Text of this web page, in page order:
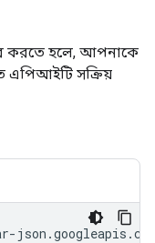
করতে হলে, আপনাকে
এপিআইটি সক্রিয়